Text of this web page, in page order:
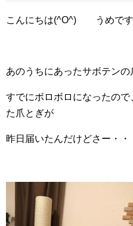
こんにちは(^O^) うめです
あのうちにあったサボテンの
すでにボロボロになったの
た爪とぎが
昨日届いたんだけどさー・・